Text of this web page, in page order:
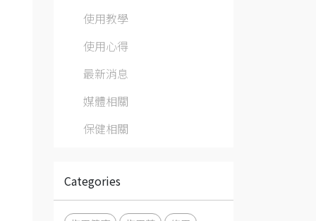
使用教學
使用心得
最新消息
媒體相關
保健相關
Categories